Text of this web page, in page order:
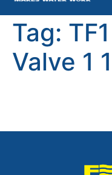
Tag:
Valve 1